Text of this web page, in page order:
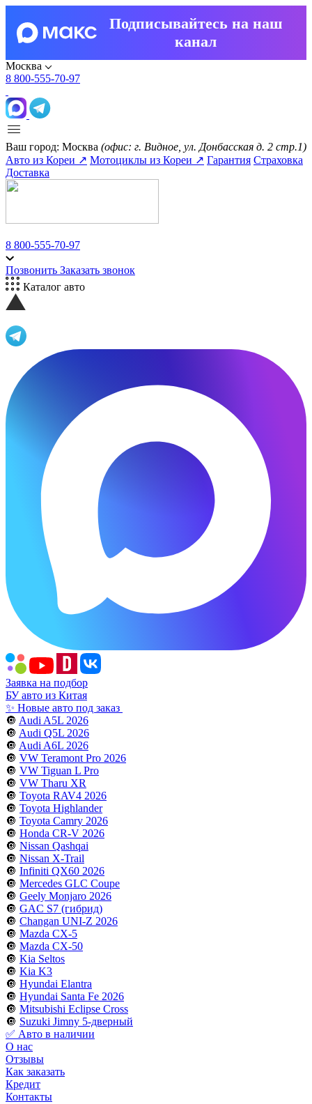
Подписывайтесь на наш
канал
Москва
8 800-555-70-97
Ваш город: Москва (офис: г. Видное, ул. Донбасская д. 2 стр.1)
Авто из Кореи ↗ Мотоциклы из Кореи ↗ Гарантия Страховка
Доставка
8 800-555-70-97
Позвонить Заказать звонок
Каталог авто
Заявка на подбор
БУ авто из Китая
✨ Новые авто под заказ
🔘 Audi A5L 2026
🔘 Audi Q5L 2026
🔘 Audi A6L 2026
🔘 VW Teramont Pro 2026
🔘 VW Tiguan L Pro
🔘 VW Tharu XR
🔘 Toyota RAV4 2026
🔘 Toyota Highlander
🔘 Toyota Camry 2026
🔘 Honda CR-V 2026
🔘 Nissan Qashqai
🔘 Nissan X-Trail
🔘 Infiniti QX60 2026
🔘 Mercedes GLC Coupe
🔘 Geely Monjaro 2026
🔘 GAC S7 (гибрид)
🔘 Changan UNI-Z 2026
🔘 Mazda CX-5
🔘 Mazda CX-50
🔘 Kia Seltos
🔘 Kia K3
🔘 Hyundai Elantra
🔘 Hyundai Santa Fe 2026
🔘 Mitsubishi Eclipse Cross
🔘 Suzuki Jimny 5-дверный
✅ Авто в наличии
О нас
Отзывы
Как заказать
Кредит
Контакты